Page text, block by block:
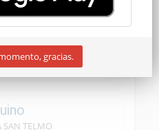
SAN TELMO
gracias.